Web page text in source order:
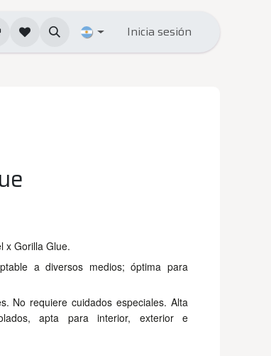
Inicia sesión
x Gorilla Glue.
a diversos medios; óptima para
No requiere cuidados especiales. Alta
apta para interior, exterior e